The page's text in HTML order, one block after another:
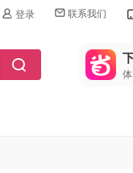
登录 联系我们